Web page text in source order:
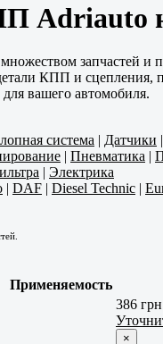
Adriauto
запчастей
детали КПП и
вашего автомобиля.
система | Датчики |
| Пневматика |
| Электрика
| DAF | Diesel Technic |
Применяемость
386
×